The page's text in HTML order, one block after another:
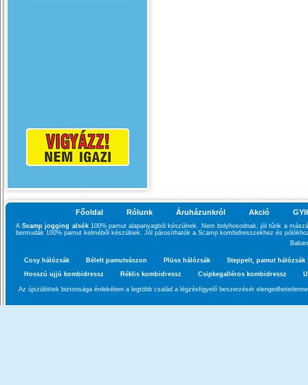
Főoldal - Rólunk - Áruházunkról - Akció -
AScamp jogging alsók100% pamut alapanyagból készülnek. Nem bolyhosodnak, jól tűrik a
bermudák 100% pamut kelméből készülnek. Jól párosíthatók a Scamp kombidresszekhez és
Cosy hálózsák Bélelt pamutvászon Plüss hálózsák
Steppelt, pamut hálózsák
Hosszú ujjú kombidressz
Réklis kombidressz Csipkegalléros kombidressz
Az újszülöttek biztonsága érdekében a legtöbb család a légzésfigyelő beszerzését